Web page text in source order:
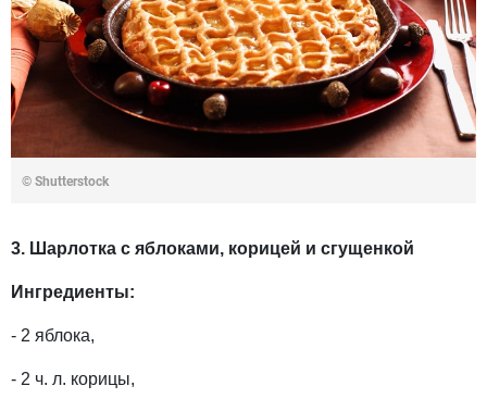
© Shutterstock
3. Шарлотка с яблоками, корицей и сгущeнкой
Ингредиенты:
- 2 яблока,
- 2 ч. л. корицы,